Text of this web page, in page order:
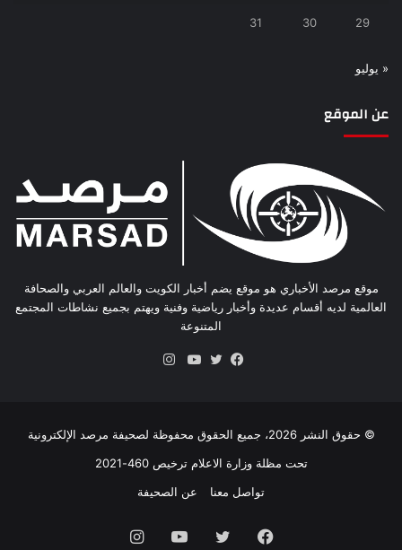
29
30
31
« يوليو
عن الموقع
موقع مرصد الأخباري هو موقع يضم أخبار الكويت والعالم العربي والصحافة
العالمية لديه أقسام عديدة وأخبار رياضية وفنية ويهتم بجميع نشاطات المجتمع
المتنوعة
© حقوق النشر 2026، جميع الحقوق محفوظة لصحيفة مرصد الإلكترونية
تحت مظلة وزارة الاعلام ترخيص 460-2021
تواصل معنا
عن الصحيفة
فيسبوك تويتر يوتيوب